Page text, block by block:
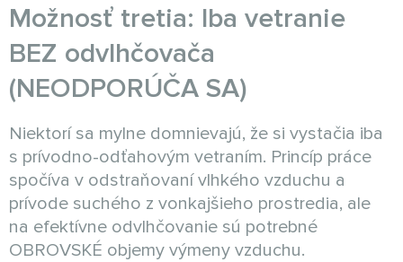
Možnosť tretia: Iba vetranie
BEZ odvlhčovača
(NEODPORÚČA SA)
Niektorí sa mylne domnievajú, že si vystačia iba
s prívodno-odťahovým vetraním. Princíp práce
spočíva v odstraňovaní vlhkého vzduchu a
prívode suchého z vonkajšieho prostredia, ale
na efektívne odvlhčovanie sú potrebné
OBROVSKÉ objemy výmeny vzduchu.